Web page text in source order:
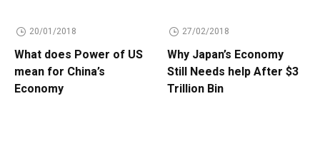
20/01/2018
What does Power of US
mean for China’s
Economy
27/02/2018
Why Japan’s Economy
Still Needs help After $3
Trillion Bin